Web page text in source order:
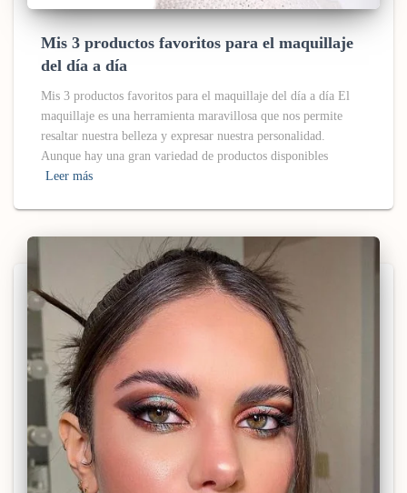
Mis 3 productos favoritos para el maquillaje
del día a día
Mis 3 productos favoritos para el maquillaje del día a día El
maquillaje es una herramienta maravillosa que nos permite
resaltar nuestra belleza y expresar nuestra personalidad.
Aunque hay una gran variedad de productos disponibles
Leer más